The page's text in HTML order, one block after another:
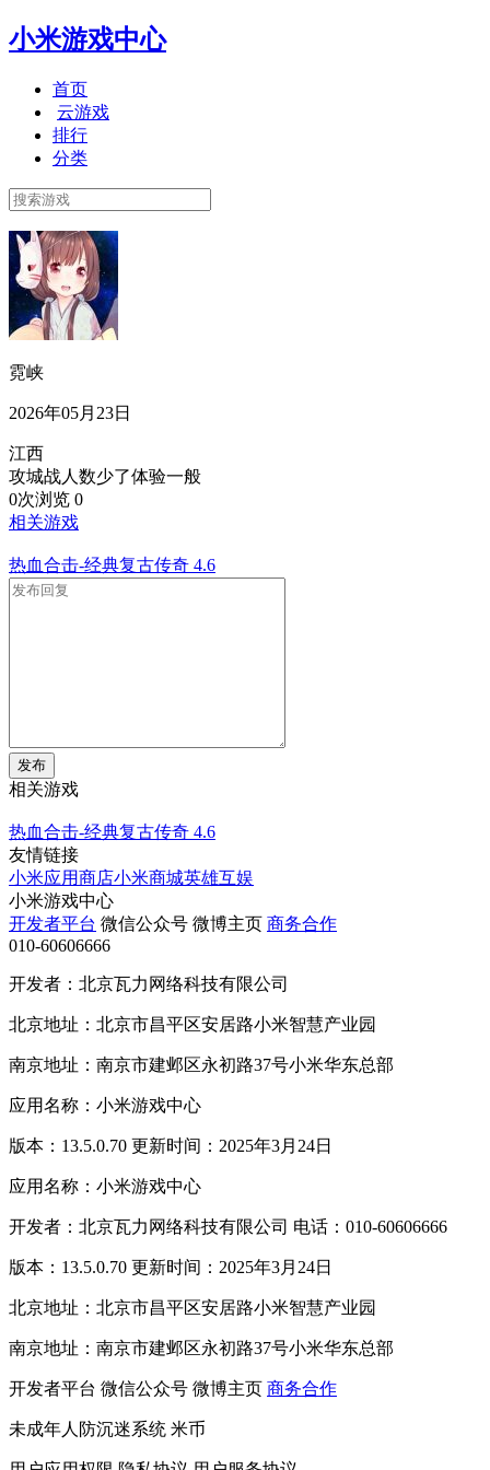
小米游戏中心
首页
云游戏
排行
分类
霓峡
2026年05月23日
江西
攻城战人数少了体验一般
0次浏览 0
相关游戏
热血合击-经典复古传奇 4.6
发布
相关游戏
热血合击-经典复古传奇 4.6
友情链接
小米应用商店小米商城英雄互娱
小米游戏中心
开发者平台 微信公众号 微博主页 商务合作
010-60606666
开发者：北京瓦力网络科技有限公司
北京地址：北京市昌平区安居路小米智慧产业园
南京地址：南京市建邺区永初路37号小米华东总部
应用名称：小米游戏中心
版本：13.5.0.70 更新时间：2025年3月24日
应用名称：小米游戏中心
开发者：北京瓦力网络科技有限公司 电话：010-60606666
版本：13.5.0.70 更新时间：2025年3月24日
北京地址：北京市昌平区安居路小米智慧产业园
南京地址：南京市建邺区永初路37号小米华东总部
开发者平台 微信公众号 微博主页 商务合作
未成年人防沉迷系统 米币